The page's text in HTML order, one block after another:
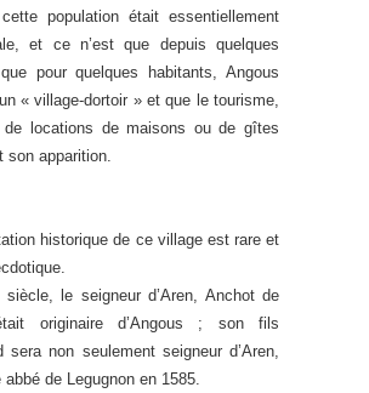
population était essentiellement
et ce n’est que depuis quelques
pour quelques habitants, Angous
« village-dortoir » et que le tourisme,
de locations de maisons ou de gîtes
son apparition.
historique de ce village est rare et
le seigneur d’Aren, Anchot de
originaire d’Angous ; son fils
sera non seulement seigneur d’Aren,
de Legugnon en 1585.